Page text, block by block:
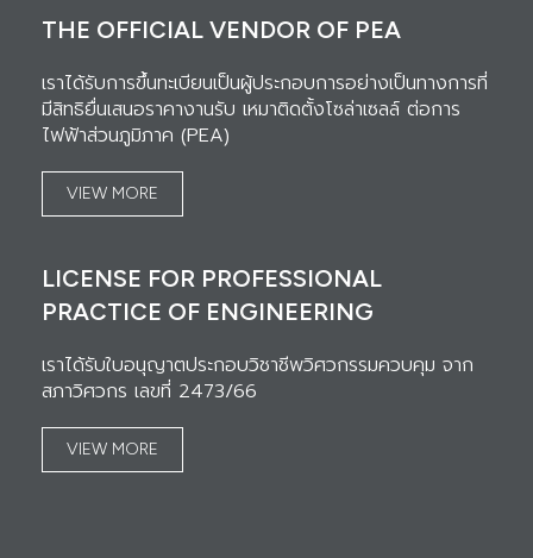
THE OFFICIAL VENDOR OF PEA
เราได้รับการขึ้นทะเบียนเป็นผู้ประกอบการอย่างเป็นทางการที่
มีสิทธิยื่นเสนอราคางานรับ เหมาติดตั้งโซล่าเซลล์ ต่อการ
ไฟฟ้าส่วนภูมิภาค (PEA)
VIEW MORE
LICENSE FOR PROFESSIONAL
PRACTICE OF ENGINEERING
เราได้รับใบอนุญาตประกอบวิชาชีพวิศวกรรมควบคุม จาก
สภาวิศวกร เลขที่ 2473/66
VIEW MORE